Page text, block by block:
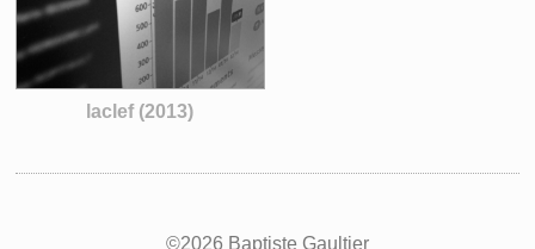
laclef (2013)
©2026 Baptiste Gaultier